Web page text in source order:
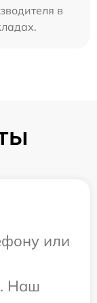
в
или
Наш